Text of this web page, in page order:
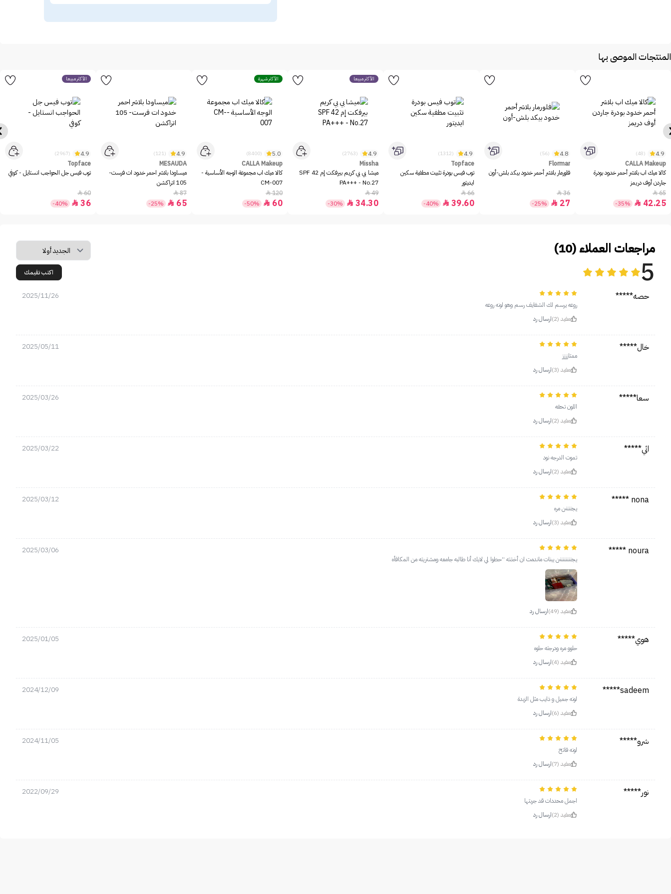
المنتجات الموصى بها
4.9
(48)
CALLA Makeup
كالا ميك اب بلاشر أحمر خدود بودرة
جاردن أوف دريمز
65

42.25

-35%
4.8
(56)
Flormar
فلورمار بلاشر أحمر خدود بيكد بلش-أون
36

27

-25%
4.9
(1312)
Topface
توب فيس بودرة تثبيت مطفية سكين
ايديتور
66

39.60

-40%
الأكثر مبيعاً
4.9
(2763)
Missha
ميشا بي بي كريم بيرفكت إم SPF 42
PA+++ - No.27
49

34.30

-30%
الأكثر شهرة
5.0
(8400)
CALLA Makeup
كالا ميك اب مجموعة الوجه الأساسية -
CM-007
120

60

-50%
4.9
(121)
MESAUDA
ميساودا بلاشر احمر خدود ات فرست-
105 اتراكشن
87

65

-25%
الأكثر مبيعاً
4.9
(2967)
Topface
توب فيس جل الحواجب انستايل - كوفي
60

36

-40%
مراجعات العملاء (10)
5 اكتب تقيمك
حصه***** 2025/11/26
روعه يرسم لك الشفايف رسم وهو لونه روعه
مفيد (2)
ارسال رد
خال***** 2025/05/11
ممتازززز
مفيد (3)
ارسال رد
سعا***** 2025/03/26
اللون تحفه
مفيد (2)
ارسال رد
اثي***** 2025/03/22
تموت الدرجه نود
مفيد (2)
ارسال رد
nona *****
2025/03/12
يجننننن مره
مفيد (3)
ارسال رد
noura *****
2025/03/06
يجننننننننن يبنات ماندمت ان أخذته “حطوا لي لايك أنا طالبه جامعه ومشتريته من المكافأه
مفيد (49) ارسال رد
هوي***** 2025/01/05
حلوو مره ودرجته حلوه
مفيد (4)
ارسال رد
sadeem*****
2024/12/09
لونه جميل و ذايب مثل الزبدة
مفيد (6)
ارسال رد
شرو***** 2024/11/05
لونه فاتح
مفيد (7)
ارسال رد
نور***** 2022/09/29
اجمل محددات قد جربتها
مفيد (2)
ارسال رد